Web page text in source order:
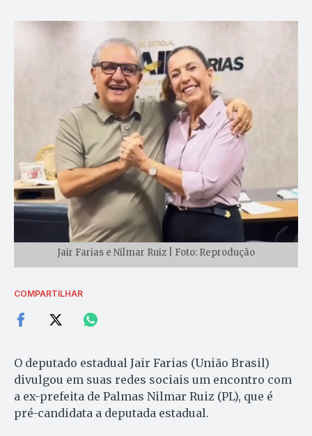
Jair Farias e Nilmar Ruiz | Foto: Reprodução
COMPARTILHAR
O deputado estadual Jair Farias (União Brasil)
divulgou em suas redes sociais um encontro com
a ex-prefeita de Palmas Nilmar Ruiz (PL), que é
pré-candidata a deputada estadual.